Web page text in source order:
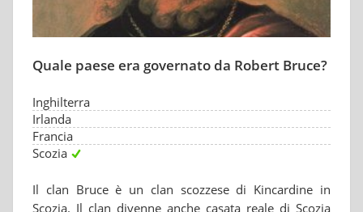
Quale paese era governato da Robert Bruce?
Inghilterra
Irlanda
Francia
Scozia
Il clan Bruce è un clan scozzese di Kincardine in
Scozia. Il clan divenne anche casata reale di Scozia